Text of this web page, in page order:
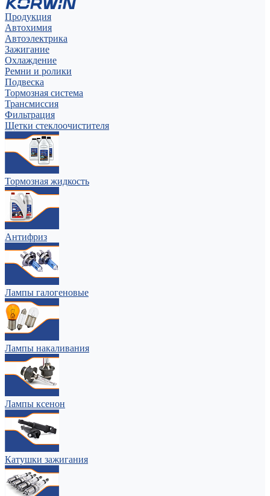
Продукция
Автохимия
Автоэлектрика
Зажигание
Охлаждение
Ремни и ролики
Подвеска
Тормозная система
Трансмиссия
Фильтрация
Щетки стеклоочистителя
Тормозная жидкость
Антифриз
Лампы галогеновые
Лампы накаливания
Лампы ксенон
Катушки зажигания